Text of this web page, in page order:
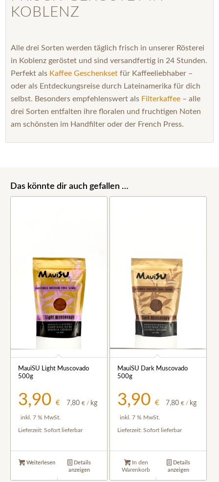
KOBLENZ
Alle drei Sorten werden täglich frisch in unserer Rösterei
in Koblenz geröstet und sind versandfertig in 24 Stunden.
Perfekt als Kaffee Geschenkset für Kaffeeliebhaber –
oder als Entdeckungsreise durch Lateinamerika für dich
selbst. Besonders empfehlenswert als Filterkaffee – alle
drei Sorten entfalten ihre floralen und fruchtigen Noten
am schönsten im Handfilter oder der French Press.
Das könnte dir auch gefallen …
MauiSU Light Muscovado
500g
3,90€ 7,80€ / kg
inkl. 7 % MwSt.
Lieferzeit:Sofort lieferbar
Weiterlesen
Details
anzeigen
MauiSU Dark Muscovado
500g
3,90 € 7,80 €/ kg
inkl. 7 % MwSt.
Lieferzeit: Sofort lieferbar
In den
Warenkorb
Details
anzeigen